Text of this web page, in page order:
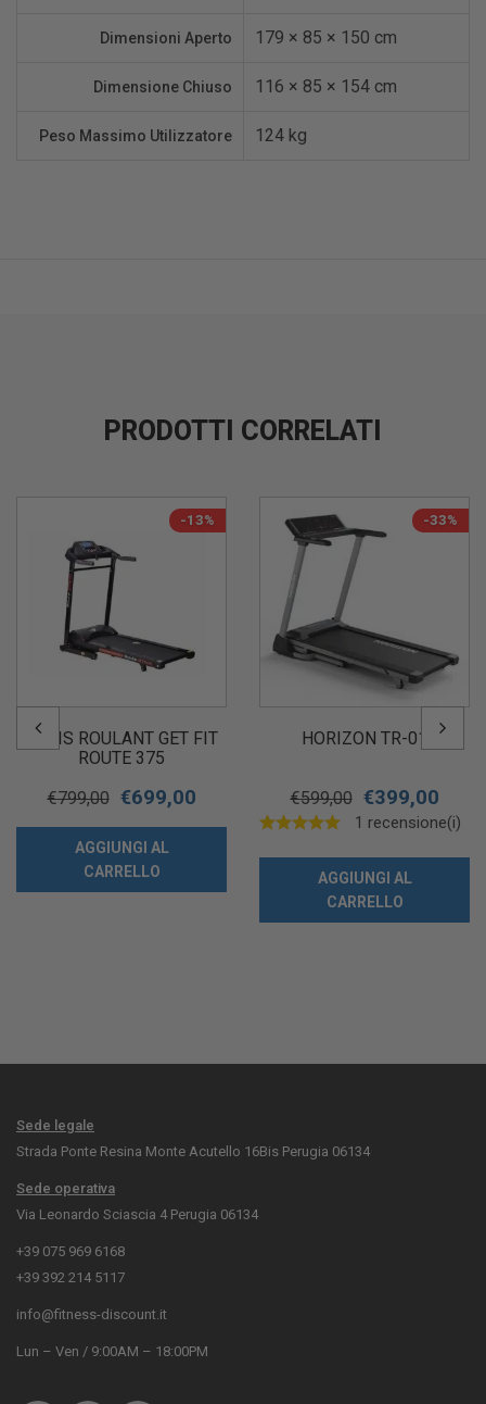
Dimensioni Aperto 179 × 85 × 150 cm
Dimensione Chiuso 116 × 85 × 154 cm
Peso Massimo Utilizzatore 124 kg
PRODOTTI CORRELATI
-13%
TAPIS ROULANT GET FIT
ROUTE 375
€799,00 €699,00
AGGIUNGI AL
CARRELLO
-33%
HORIZON TR-01
€599,00 €399,00
1 recensione(i)
AGGIUNGI AL
CARRELLO
Sede legale
Strada Ponte Resina Monte Acutello 16Bis Perugia 06134
Sede operativa
Via Leonardo Sciascia 4 Perugia 06134
+39 075 969 6168
+39 392 214 5117
info@fitness-discount.it
Lun – Ven / 9:00AM – 18:00PM